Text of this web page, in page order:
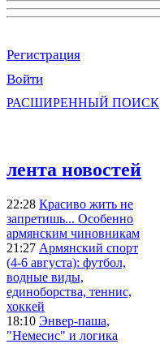
Регистрация
Войти
РАСШИРЕННЫЙ ПОИСК
лента новостей
22:28 Красиво жить не
запретишь... Особенно
армянским чиновникам
21:27 Армянский спорт
(4-6 августа): футбол,
водные виды,
единоборства, теннис,
хоккей
18:10 Энвер-паша,
"Немесис" и логика